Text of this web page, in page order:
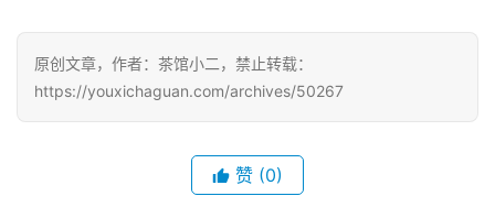
月
3
原创文章，作者：茶馆小二，禁止转载：
https://youxichaguan.com/archives/50267
赞 (0)